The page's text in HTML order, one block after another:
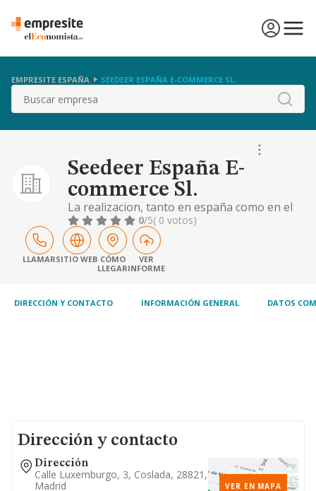
EMPRESITE ESPAÑA SEEDEER ESPAÑA E-COMMERCE SL.
Buscar
Seedeer España E-
commerce Sl.
La realizacion, tanto en españa como en el
extranjero, de cualquier actividad logistica,
transporte local e internacional y
relacionada con el e- commerce, asi como
otras actividades relacionadas con el mismo,
y los servicios de logistica y transporte
0/5( 0 votos)
LLAMARSITIO WEB CÓMO
LLEGAR
VER
INFORME
DIRECCIÓN Y CONTACTO INFORMACIÓN GENERAL DATOS
Dirección y contacto
Dirección
Calle Luxemburgo, 3, Coslada, 28821,
Madrid
VER EN MAPA